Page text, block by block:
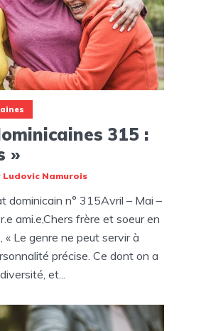
315 :
»
Ludovic Namurois
dominicain n° 315Avril – Mai –
ami.e,Chers frère et soeur en
« Le genre ne peut servir à
précise. Ce dont on a
et...